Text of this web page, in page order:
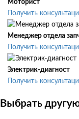
Моторист
Получить
Менеджер отдела
Получить
Электрик-диагност
Получить
Выбрать